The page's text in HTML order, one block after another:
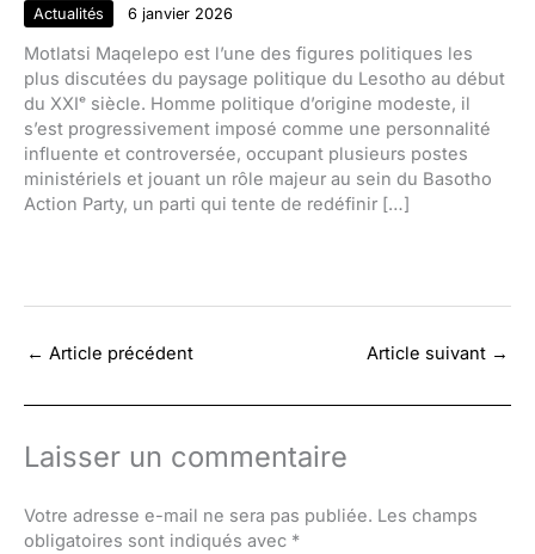
Actualités 6 janvier 2026
Motlatsi Maqelepo est l’une des figures politiques les
plus discutées du paysage politique du Lesotho au début
du XXIᵉ siècle. Homme politique d’origine modeste, il
s’est progressivement imposé comme une personnalité
influente et controversée, occupant plusieurs postes
ministériels et jouant un rôle majeur au sein du Basotho
Action Party, un parti qui tente de redéfinir […]
← Article précédent Article suivant →
Laisser un commentaire
Votre adresse e-mail ne sera pas publiée. Les champs
obligatoires sont indiqués avec *